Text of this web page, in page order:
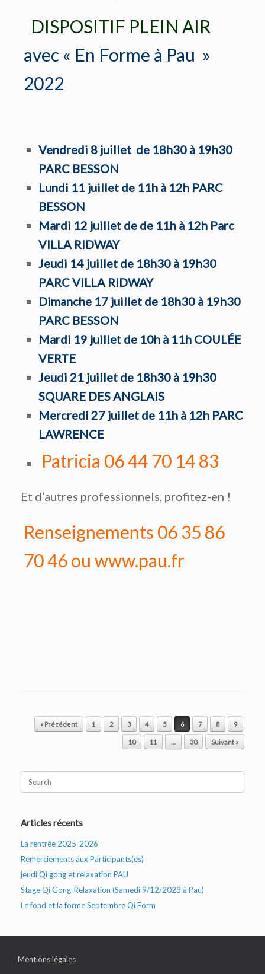
DISPOSITIF PLEIN AIR
avec « En Forme à Pau »
2022
Vendredi 8 juillet de 18h30 à 19h30
PARC BESSON
Lundi 11 juillet de 11h à 12h PARC
BESSON
Mardi 12 juillet de de 11h à 12h Parc
VILLA RIDWAY
Jeudi 14 juillet de 18h30 à 19h30
PARC VILLA RIDWAY
Dimanche 17 juillet de 18h30 à 19h30
PARC BESSON
Mardi 19 juillet de 10h à 11h COULÉE
VERTE
Jeudi 21 juillet de 18h30 à 19h30
SQUARE DES ANGLAIS
Mercredi 27 juillet de 11h à 12h PARC
LAWRENCE
Patricia 06 44 70 14 83
Et d’autres professionnels, profitez-en !
Renseignements 06 35 86
70 46 ou www.pau.fr
Post navigation
« Précédent 1 2 3 4 5 6 7 8 9
10 11 … 30 Suivant »
for:
Articles récents
La rentrée 2025-2026
Remerciements aux Participants(es)
jeudi Qi gong et relaxation PAU
Stage Qi Gong-Relaxation (Samedi 9/12/2023 à Pau)
Le fond et la forme Septembre Qi Form
Mentions légales